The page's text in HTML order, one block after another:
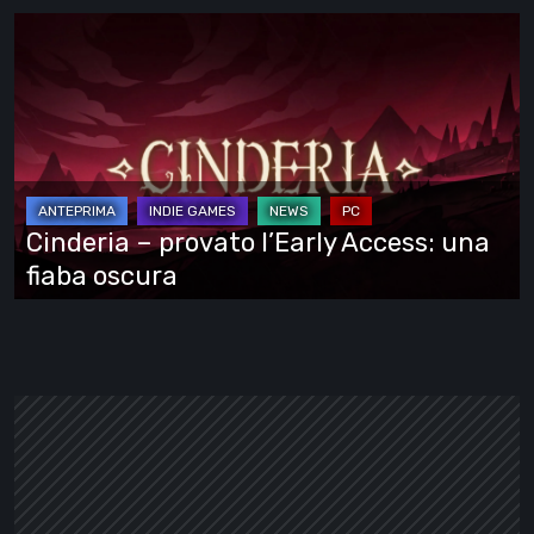
provato
l’Early
Access:
una
fiaba
oscura
Cinderia – provato l’Early Access: una
fiaba oscura